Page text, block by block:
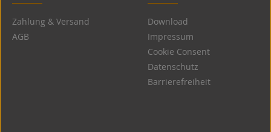
Zahlung & Versand
AGB
Download
Impressum
Cookie Consent
Datenschutz
Barrierefreiheit